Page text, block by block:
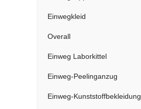
Einwegkleid
Overall
Einweg Laborkittel
Einweg-Peelinganzug
Einweg-Kunststoffbekleidung